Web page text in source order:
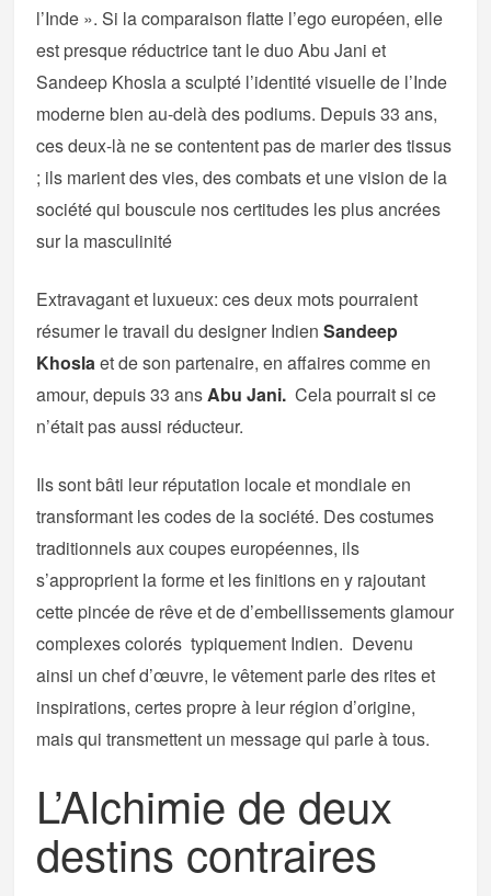
l’Inde ». Si la comparaison flatte l’ego européen, elle
est presque réductrice tant le duo Abu Jani et
Sandeep Khosla a sculpté l’identité visuelle de l’Inde
moderne bien au-delà des podiums. Depuis 33 ans,
ces deux-là ne se contentent pas de marier des tissus
; ils marient des vies, des combats et une vision de la
société qui bouscule nos certitudes les plus ancrées
sur la masculinité
Extravagant et luxueux: ces deux mots pourraient
résumer le travail du designer IndienSandeep
Khoslaet de son partenaire, en affaires comme en
amour, depuis 33 ansAbu Jani. Cela pourrait si ce
n’était pas aussi réducteur.
Ils sont bâti leur réputation locale et mondiale en
transformant les codes de la société. Des costumes
traditionnels aux coupes européennes, ils
s’approprient la forme et les finitions en y rajoutant
cette pincée de rêve et de d’embellissements glamour
complexes colorés typiquement Indien. Devenu
ainsi un chef d’œuvre, le vêtement parle des rites et
inspirations, certes propre à leur région d’origine,
mais qui transmettent un message qui parle à tous.
L’Alchimie de deux
destins contraires